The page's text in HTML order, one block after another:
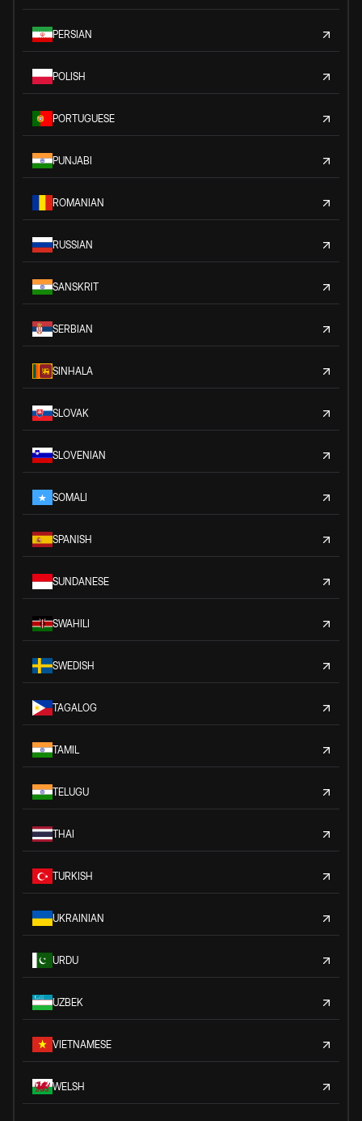
PERSIAN
POLISH
PORTUGUESE
PUNJABI
ROMANIAN
RUSSIAN
SANSKRIT
SERBIAN
SINHALA
SLOVAK
SLOVENIAN
SOMALI
SPANISH
SUNDANESE
SWAHILI
SWEDISH
TAGALOG
TAMIL
TELUGU
THAI
TURKISH
UKRAINIAN
URDU
UZBEK
VIETNAMESE
WELSH